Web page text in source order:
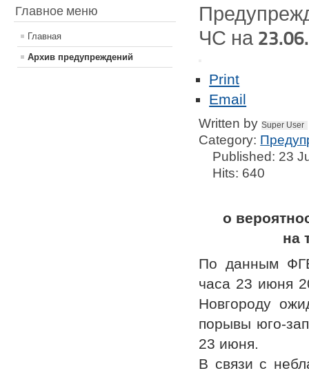
Главное меню
Главная
Архив предупреждений
ЧС на
Print
Email
Written bySuper User
Category:
Published: 23
Hits: 640
о
на
По данным
часа 23 июня
Новгороду
порывы юго-
23 июня.
В связи с